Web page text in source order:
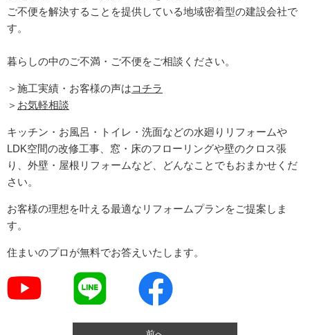
ご不便を解決することを提供している地域密着型の建設会社で
す。
暮らしの中のご不満・ご不便をご相談ください。
＞施工実績・お客様の声はコチラ
＞ お気軽相談
キッチン・お風呂・トイレ・洗面などの水廻りリフォームや
LDK空間の改修工事、窓・床のフローリングや壁のクロス張
り、外壁・屋根リフォームなど、どんなことでもおまかせくだ
さい。
お客様の理想を叶える最適なリフォームプランをご提案しま
す。
住まいのプロが無料でお答えいたします。